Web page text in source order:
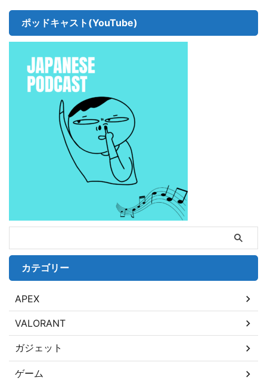
ポッドキャスト(YouTube)
カテゴリー
APEX
VALORANT
ガジェット
ゲーム